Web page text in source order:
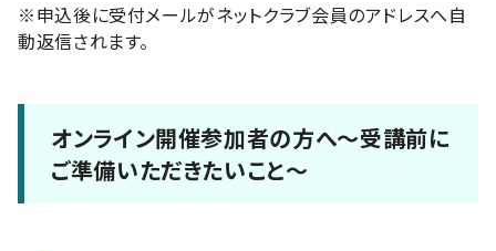
※申込後に受付メールがネットクラブ会員のアドレスへ自
動返信されます。
オンライン開催参加者の方へ～受講前に
ご準備いただきたいこと～